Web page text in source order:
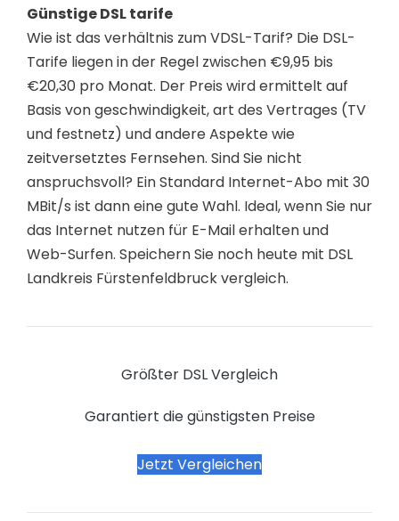
Günstige DSL tarife
Wie ist das verhältnis zum VDSL-Tarif? Die DSL-
Tarife liegen in der Regel zwischen €9,95 bis
€20,30 pro Monat. Der Preis wird ermittelt auf
Basis von geschwindigkeit, art des Vertrages (TV
und festnetz) und andere Aspekte wie
zeitversetztes Fernsehen. Sind Sie nicht
anspruchsvoll? Ein Standard Internet-Abo mit 30
MBit/s ist dann eine gute Wahl. Ideal, wenn Sie nur
das Internet nutzen für E-Mail erhalten und
Web-Surfen. Speichern Sie noch heute mit DSL
Landkreis Fürstenfeldbruck vergleich.
Größter DSL Vergleich
Garantiert die günstigsten Preise
Jetzt Vergleichen